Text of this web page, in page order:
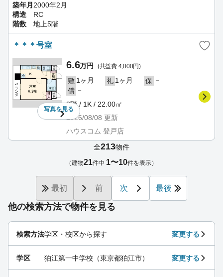
築年月 2000年2月
構造
RC
階数
地上5階
＊＊＊号室
写真を見る
6.6万円 (共益費 4,000円)
敷 1ヶ月 礼 1ヶ月 保 －
償 －
3階 / 1K / 22.00㎡
2026/08/08 更新
ハウスコム 登戸店
他の検索方法で物件を見る
検索方法学区・校区から探す 変更する
学区 狛江第一中学校（東京都狛江市） 変更する
全213物件
（建物21件中 1〜10件を表示）
最初 前 次 最後